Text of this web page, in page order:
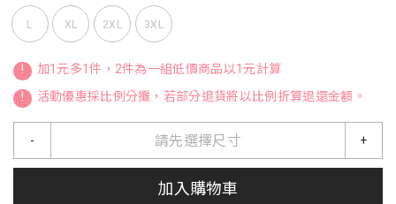
L XL 2XL 3XL
!
加1元多1件，2件為一組低價商品以1元計算
!
活動優惠採比例分攤，若部分退貨將以比例折算退還金額。
請先選擇尺寸
- +
加入購物車